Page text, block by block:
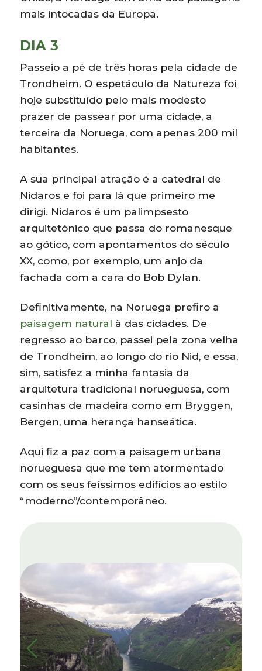
mais intocadas da Europa.
DIA 3
Passeio a pé de três horas pela cidade de
Trondheim. O espetáculo da Natureza foi
hoje substituído pelo mais modesto
prazer de passear por uma cidade, a
terceira da Noruega, com apenas 200 mil
habitantes.
A sua principal atração é a catedral de
Nidaros e foi para lá que primeiro me
dirigi. Nidaros é um palimpsesto
arquitetónico que passa do romanesque
ao gótico, com apontamentos do século
XX, como, por exemplo, um anjo da
fachada com a cara do Bob Dylan.
Definitivamente, na Noruega prefiro a
paisagem natural à das cidades. De
regresso ao barco, passei pela zona velha
de Trondheim, ao longo do rio Nid, e essa,
sim, satisfez a minha fantasia da
arquitetura tradicional norueguesa, com
casinhas de madeira como em Bryggen,
Bergen, uma herança hanseática.
Aqui fiz a paz com a paisagem urbana
norueguesa que me tem atormentado
com os seus feíssimos edifícios ao estilo
“moderno”/contemporâneo.